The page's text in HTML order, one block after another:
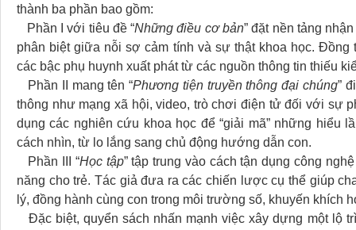
thành ba phần bao gồm:
Phần I với tiêu đề “Những điều cơ bản” đặt nền tảng
phân biệt giữa nỗi sợ cảm tính và sự thật khoa học.
các bậc phụ huynh xuất phát từ các nguồn thông tin thiếu
Phần II mang tên “Phương tiện truyền thông đại chúng”
thông như mạng xã hội, video, trò chơi điện tử đối với sự
dụng các nghiên cứu khoa học để “giải mã” những hiểu
cách nhìn, từ lo lắng sang chủ động hướng dẫn con.
Phần III “Học tập” tập trung vào cách tận dụng công
năng cho trẻ. Tác giả đưa ra các chiến lược cụ thể giúp
lý, đồng hành cùng con trong môi trường số, khuyến khích
Đặc biệt, quyển sách nhấn mạnh việc xây dựng một lộ